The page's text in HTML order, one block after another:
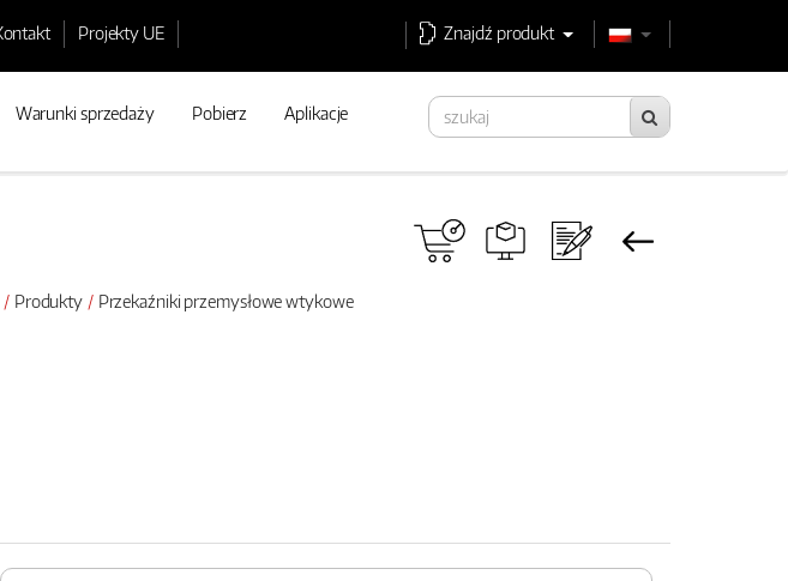
Projekty UE Znajdź produkt
Warunki sprzedaży Pobierz Aplikacje
Produkty
Przekaźniki przemysłowe wtykowe